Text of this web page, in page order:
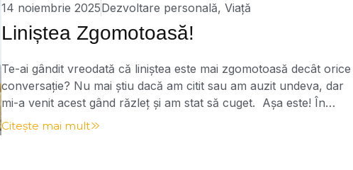
14 noiembrie 2025Dezvoltare personală, Viață
Liniștea Zgomotoasă!
Te-ai gândit vreodată că liniștea este mai zgomotoasă decât orice
conversație? Nu mai știu dacă am citit sau am auzit undeva, dar
mi-a venit acest gând răzleț și am stat să cuget. Așa este! În
liniște începi să te auzi pe tine. Este momentul când îți asculți
gândurile, și nu unul, ci multe în același timp. Un […]
Citește mai mult